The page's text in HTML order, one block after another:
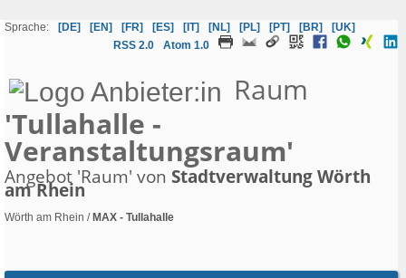
Sprache: [DE] [EN] [FR] [ES] [IT] [NL] [PL] [PT] [BR]
[UK]
RSS 2.0
Atom 1.0
Raum
'Tullahalle -
Veranstaltungsraum'
Angebot 'Raum' von Stadtverwaltung Wörth
am Rhein
Wörth am Rhein / MAX - Tullahalle